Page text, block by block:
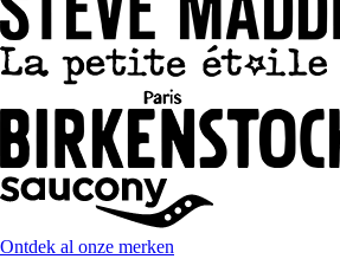
Ontdek al onze merken